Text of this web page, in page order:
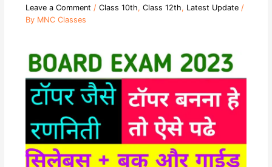
Leave a Comment / Class 10th, Class 12th, Latest Update/
By MNC Classes